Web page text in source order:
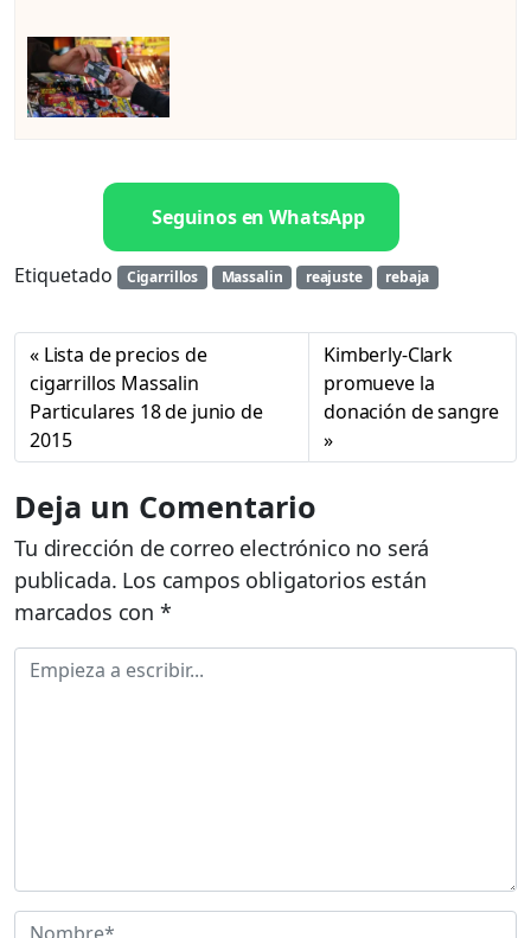
Seguinos en WhatsApp
Etiquetado Cigarrillos Massalin reajuste rebaja
Lista de precios de
cigarrillos Massalin
Particulares 18 de junio de
2015
Kimberly-Clark
promueve la
donación de sangre
Deja un Comentario
Tu dirección de correo electrónico no será
publicada. Los campos obligatorios están
marcados con *